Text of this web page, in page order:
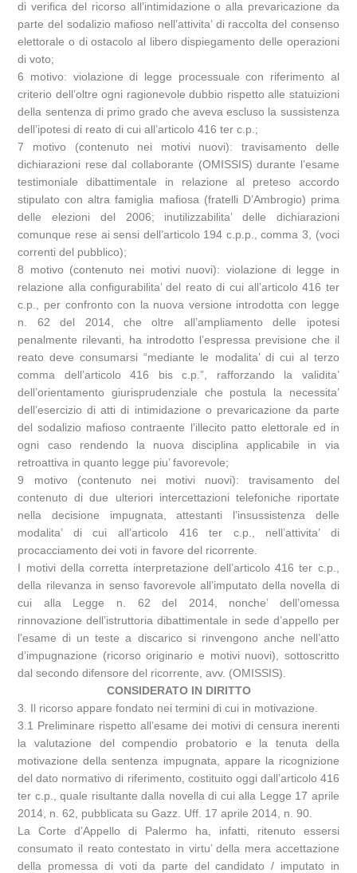
di verifica del ricorso all’intimidazione o alla prevaricazione da
parte del sodalizio mafioso nell’attivita’ di raccolta del consenso
elettorale o di ostacolo al libero dispiegamento delle operazioni
di voto;
6 motivo: violazione di legge processuale con riferimento al
criterio dell’oltre ogni ragionevole dubbio rispetto alle statuizioni
della sentenza di primo grado che aveva escluso la sussistenza
dell’ipotesi di reato di cui all’articolo 416 ter c.p.;
7 motivo (contenuto nei motivi nuovi): travisamento delle
dichiarazioni rese dal collaborante (OMISSIS) durante l’esame
testimoniale dibattimentale in relazione al preteso accordo
stipulato con altra famiglia mafiosa (fratelli D’Ambrogio) prima
delle elezioni del 2006; inutilizzabilita’ delle dichiarazioni
comunque rese ai sensi dell’articolo 194 c.p.p., comma 3, (voci
correnti del pubblico);
8 motivo (contenuto nei motivi nuovi): violazione di legge in
relazione alla configurabilita’ del reato di cui all’articolo 416 ter
c.p., per confronto con la nuova versione introdotta con legge
n. 62 del 2014, che oltre all’ampliamento delle ipotesi
penalmente rilevanti, ha introdotto l’espressa previsione che il
reato deve consumarsi “mediante le modalita’ di cui al terzo
comma dell’articolo 416 bis c.p.”, rafforzando la validita’
dell’orientamento giurisprudenziale che postula la necessita’
dell’esercizio di atti di intimidazione o prevaricazione da parte
del sodalizio mafioso contraente l’illecito patto elettorale ed in
ogni caso rendendo la nuova disciplina applicabile in via
retroattiva in quanto legge piu’ favorevole;
9 motivo (contenuto nei motivi nuovi): travisamento del
contenuto di due ulteriori intercettazioni telefoniche riportate
nella decisione impugnata, attestanti l’insussistenza delle
modalita’ di cui all’articolo 416 ter c.p., nell’attivita’ di
procacciamento dei voti in favore del ricorrente.
I motivi della corretta interpretazione dell’articolo 416 ter c.p.,
della rilevanza in senso favorevole all’imputato della novella di
cui alla Legge n. 62 del 2014, nonche’ dell’omessa
rinnovazione dell’istruttoria dibattimentale in sede d’appello per
l’esame di un teste a discarico si rinvengono anche nell’atto
d’impugnazione (ricorso originario e motivi nuovi), sottoscritto
dal secondo difensore del ricorrente, avv. (OMISSIS).
CONSIDERATO IN DIRITTO
3. Il ricorso appare fondato nei termini di cui in motivazione.
3.1 Preliminare rispetto all’esame dei motivi di censura inerenti
la valutazione del compendio probatorio e la tenuta della
motivazione della sentenza impugnata, appare la ricognizione
del dato normativo di riferimento, costituito oggi dall’articolo 416
ter c.p., quale risultante dalla novella di cui alla Legge 17 aprile
2014, n. 62, pubblicata su Gazz. Uff. 17 aprile 2014, n. 90.
La Corte d’Appello di Palermo ha, infatti, ritenuto essersi
consumato il reato contestato in virtu’ della mera accettazione
della promessa di voti da parte del candidato / imputato in